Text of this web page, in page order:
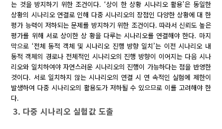
는 것을 방지하기 위한 조건이다. ‘상이 한 상황 시나리오 활용’은 동일한
상황의 시나리오 연결로 인해 다중 시나리오의 장점인 다양한 상황에 대 한
평가 능력이 저하되는 문제를 방지하기 위한 조건이다. 따라서 신뢰도 높은
평가를 위해 서로 상이한 상 황을 다루는 시나리오를 연결해야 한다. 마지
막으로 ‘전체 동적 객체 및 시나리오 진행 방향 일치’는 이전 시나리오 내
동적 객체의 경로나 전체적인 시나리오의 진행 방향이 이어지는 다음 시나
리오와 일치하여야 자연스러운 시나리오의 진행이 가능하다는 점을 반영한
것이다. 서로 일치하지 않는 시나리오의 연결 시 연 속적인 실험에 제한이
발생하여 다중 시나리오의 활용도가 저하될 수 있으므로 이를 고려해야 한
다.
3. 다중 시나리오 실험값 도출